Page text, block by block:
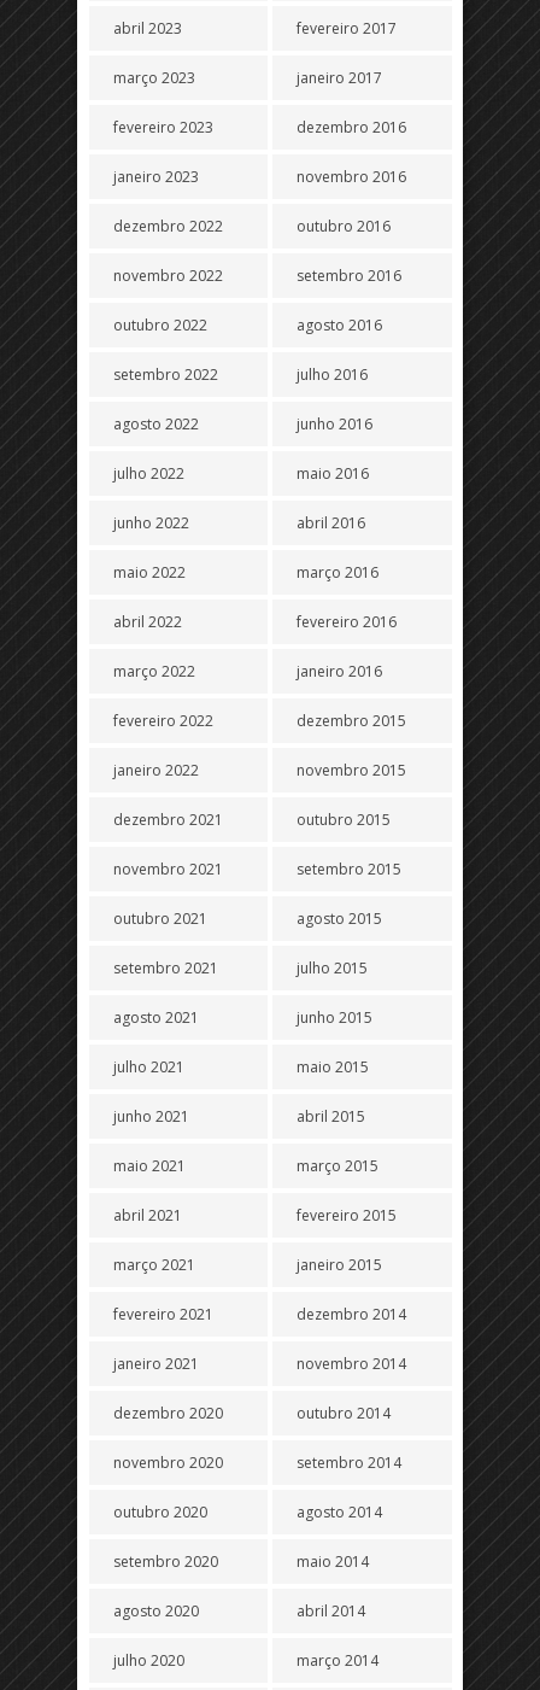
abril 2023
março 2023
fevereiro 2023
janeiro 2023
dezembro 2022
novembro 2022
outubro 2022
setembro 2022
agosto 2022
julho 2022
junho 2022
maio 2022
abril 2022
março 2022
fevereiro 2022
janeiro 2022
dezembro 2021
novembro 2021
outubro 2021
setembro 2021
agosto 2021
julho 2021
junho 2021
maio 2021
abril 2021
março 2021
fevereiro 2021
janeiro 2021
dezembro 2020
novembro 2020
outubro 2020
setembro 2020
agosto 2020
julho 2020
fevereiro 2017
janeiro 2017
dezembro 2016
novembro 2016
outubro 2016
setembro 2016
agosto 2016
julho 2016
junho 2016
maio 2016
abril 2016
março 2016
fevereiro 2016
janeiro 2016
dezembro 2015
novembro 2015
outubro 2015
setembro 2015
agosto 2015
julho 2015
junho 2015
maio 2015
abril 2015
março 2015
fevereiro 2015
janeiro 2015
dezembro 2014
novembro 2014
outubro 2014
setembro 2014
agosto 2014
maio 2014
abril 2014
março 2014